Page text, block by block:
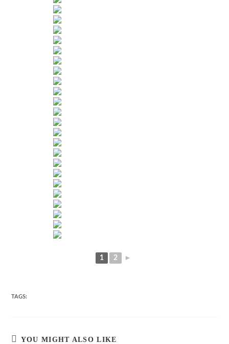
1 2 ►
TAGS:
YOU MIGHT ALSO LIKE